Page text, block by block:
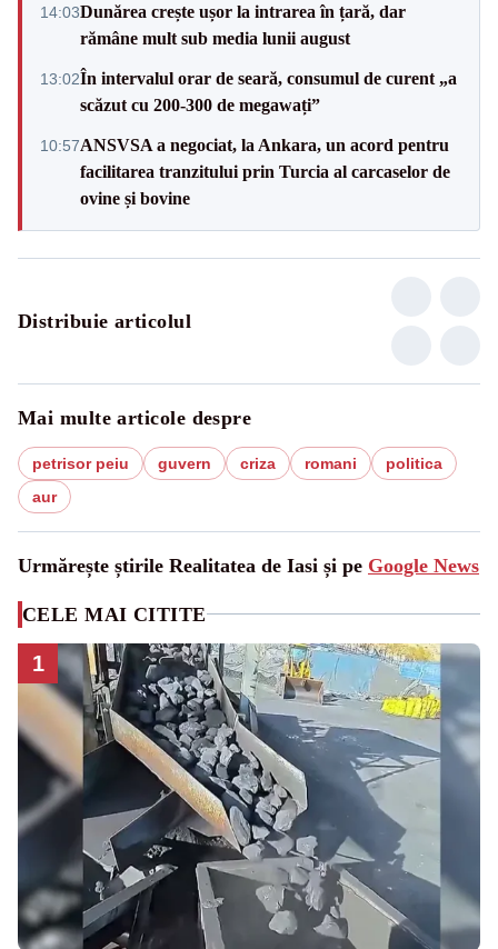
14:03Dunărea crește ușor la intrarea în țară, dar
rămâne mult sub media lunii august
13:02În intervalul orar de seară, consumul de curent „a
scăzut cu 200-300 de megawați”
10:57ANSVSA a negociat, la Ankara, un acord pentru
facilitarea tranzitului prin Turcia al carcaselor de
ovine și bovine
Distribuie articolul
Mai multe articole despre
petrisor peiu guvern criza romani
politica
aur
Urmărește știrile Realitatea de Iasi și pe Google News
CELE MAI CITITE
1